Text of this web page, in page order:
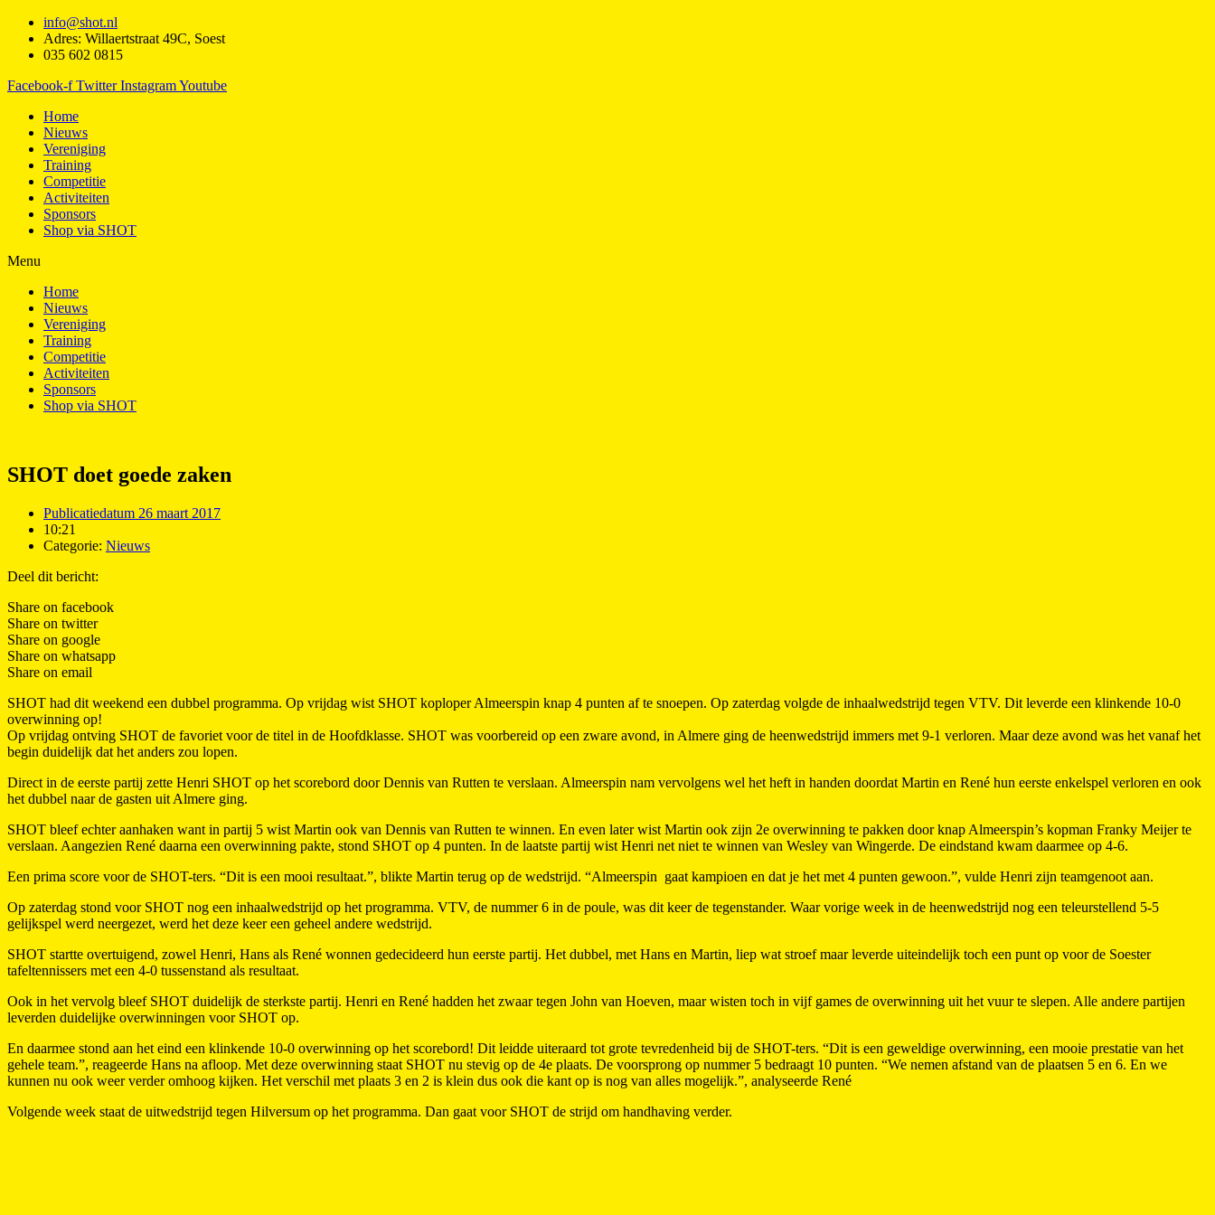
info@shot.nl
Adres: Willaertstraat 49C, Soest
035 602 0815
Facebook-f Twitter InstagramYoutube
Home
Nieuws
Vereniging
Training
Competitie
Activiteiten
Sponsors
Shop via SHOT
Menu
Home
Nieuws
Vereniging
Training
Competitie
Activiteiten
Sponsors
Shop via SHOT
SHOT doet goede zaken
Publicatiedatum 26 maart 2017
10:21
Categorie: Nieuws
Deel dit bericht:
Share on facebook
Share on twitter
Share on google
Share on whatsapp
Share on email
SHOT had dit weekend een dubbel programma. Op vrijdag wist SHOT koploper Almeerspin knap 4 punten af te snoepen. Op zaterdag volgde de inhaalwedstrijd tegen VTV. Dit leverde een klinkende 10-0
overwinning op!
Op vrijdag ontving SHOT de favoriet voor de titel in de Hoofdklasse. SHOT was voorbereid op een zware avond, in Almere ging de heenwedstrijd immers met 9-1 verloren. Maar deze avond was het vanaf het
begin duidelijk dat het anders zou lopen.
Direct in de eerste partij zette Henri SHOT op het scorebord door Dennis van Rutten te verslaan. Almeerspin nam vervolgens wel het heft in handen doordat Martin en René hun eerste enkelspel verloren en ook
het dubbel naar de gasten uit Almere ging.
SHOT bleef echter aanhaken want in partij 5 wist Martin ook van Dennis van Rutten te winnen. En even later wist Martin ook zijn 2e overwinning te pakken door knap Almeerspin’s kopman Franky Meijer te
verslaan. Aangezien René daarna een overwinning pakte, stond SHOT op 4 punten. In de laatste partij wist Henri net niet te winnen van Wesley van Wingerde. De eindstand kwam daarmee op 4-6.
Een prima score voor de SHOT-ters. “Dit is een mooi resultaat.”, blikte Martin terug op de wedstrijd. “Almeerspin gaat kampioen en dat je het met 4 punten gewoon.”, vulde Henri zijn teamgenoot aan.
Op zaterdag stond voor SHOT nog een inhaalwedstrijd op het programma. VTV, de nummer 6 in de poule, was dit keer de tegenstander. Waar vorige week in de heenwedstrijd nog een teleurstellend 5-5
gelijkspel werd neergezet, werd het deze keer een geheel andere wedstrijd.
SHOT startte overtuigend, zowel Henri, Hans als René wonnen gedecideerd hun eerste partij. Het dubbel, met Hans en Martin, liep wat stroef maar leverde uiteindelijk toch een punt op voor de Soester
tafeltennissers met een 4-0 tussenstand als resultaat.
Ook in het vervolg bleef SHOT duidelijk de sterkste partij. Henri en René hadden het zwaar tegen John van Hoeven, maar wisten toch in vijf games de overwinning uit het vuur te slepen. Alle andere partijen
leverden duidelijke overwinningen voor SHOT op.
En daarmee stond aan het eind een klinkende 10-0 overwinning op het scorebord! Dit leidde uiteraard tot grote tevredenheid bij de SHOT-ters. “Dit is een geweldige overwinning, een mooie prestatie van het
gehele team.”, reageerde Hans na afloop. Met deze overwinning staat SHOT nu stevig op de 4e plaats. De voorsprong op nummer 5 bedraagt 10 punten. “We nemen afstand van de plaatsen 5 en 6. En we
kunnen nu ook weer verder omhoog kijken. Het verschil met plaats 3 en 2 is klein dus ook die kant op is nog van alles mogelijk.”, analyseerde René
Volgende week staat de uitwedstrijd tegen Hilversum op het programma. Dan gaat voor SHOT de strijd om handhaving verder.